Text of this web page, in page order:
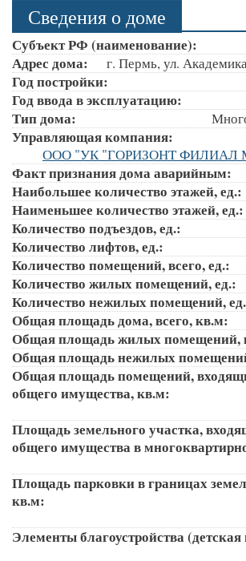
Сведения о доме
Субъект РФ (наименование):
Адрес дома: г. Пермь, ул.
Год постройки:
Год ввода в эксплуатацию:
Тип дома:
Управляющая компания:
ООО "УК "ГОРИЗОНТ
Факт признания дома аварийным:
Наибольшее количество этажей, ед.:
Наименьшее количество этажей, ед.:
Количество подъездов, ед.:
Количество лифтов, ед.:
Количество помещений, всего, ед.:
Количество жилых помещений, ед.:
Количество нежилых помещений,
Общая площадь дома, всего, кв.м:
Общая площадь жилых помещений,
Общая площадь нежилых
Общая площадь помещений,
общего имущества, кв.м:
Площадь земельного участка,
общего имущества в
Площадь парковки в границах
кв.м:
Элементы благоустройства